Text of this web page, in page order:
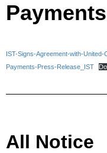
Payments
IST-Signs-Agreement-with-
Payments-Press-Release_IST
All Notice